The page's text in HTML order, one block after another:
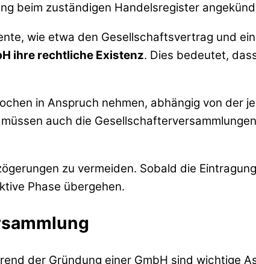
beim zuständigen Handelsregister
wie etwa den Gesellschaftsvertrag und
ihre rechtliche Existenz. Dies bedeutet,
in Anspruch nehmen, abhängig von der
auch die
zu vermeiden. Sobald die
Phase übergehen.
der Gründung einer GmbH sind wichtige